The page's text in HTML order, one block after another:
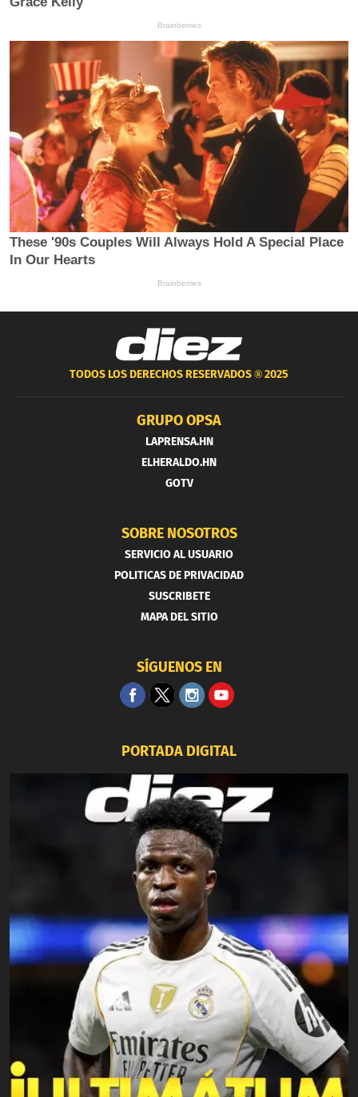
TODOS LOS DERECHOS RESERVADOS ®2025
GRUPO OPSA
LAPRENSA.HN
ELHERALDO.HN
GOTV
SOBRE NOSOTROS
SERVICIO AL USUARIO
POLITICAS DE PRIVACIDAD
SUSCRIBETE
MAPA DEL SITIO
SÍGUENOS EN
PORTADA DIGITAL